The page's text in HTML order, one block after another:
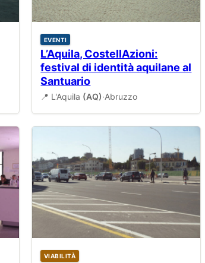
EVENTI
L’Aquila, CostellAzioni:
festival di identità aquilane al
Santuario
📍 L'Aquila (AQ)·Abruzzo
VIABILITÀ